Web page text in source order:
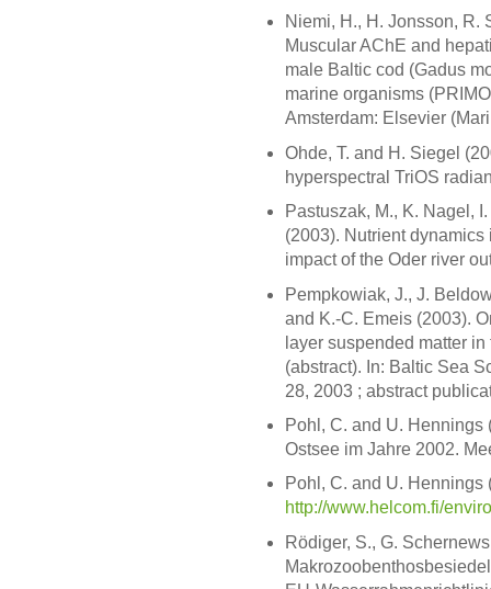
Niemi, H., H. Jonsson, R.
Muscular AChE and
male Baltic cod (Gadus
marine organisms
Amsterdam: Elsevier
Ohde, T. and H. Siegel
hyperspectral TriOS
Pastuszak, M., K. Nagel,
(2003). Nutrient
impact of the Oder river
Pempkowiak, J., J.
and K.-C. Emeis (2003).
layer suspended matter
(abstract). In: Baltic Sea
28, 2003 ; abstract
Pohl, C. and U.
Ostsee im Jahre 2002.
Pohl, C. and U. Hennings
http://www.helcom.fi/
Rödiger, S., G.